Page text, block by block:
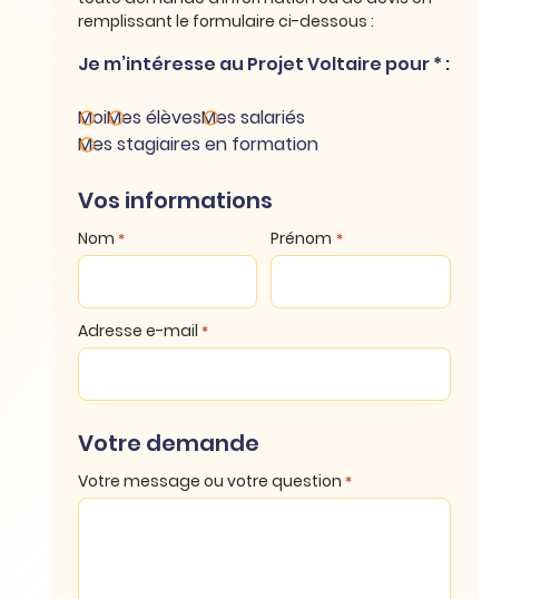
remplissant le formulaire ci-dessous :
Je m’intéresse au Projet Voltaire pour * :
MoiMes élèvesMes salariés
Mes stagiaires en formation
Vos informations
Nom * Prénom *
Adresse e-mail *
Votre demande
Votre message ou votre question *